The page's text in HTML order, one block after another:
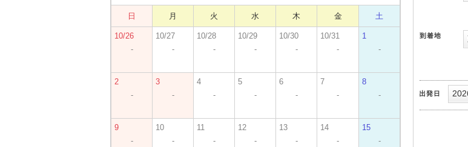
日 月 火 水 木 金 土
10/26
-
10/27
-
10/28
-
10/29
-
10/30
-
10/31
-
1
-
2
-
3
-
4
-
5
-
6
-
7
-
8
-
9
-
10
-
11
-
12
-
13
-
14
-
15
-